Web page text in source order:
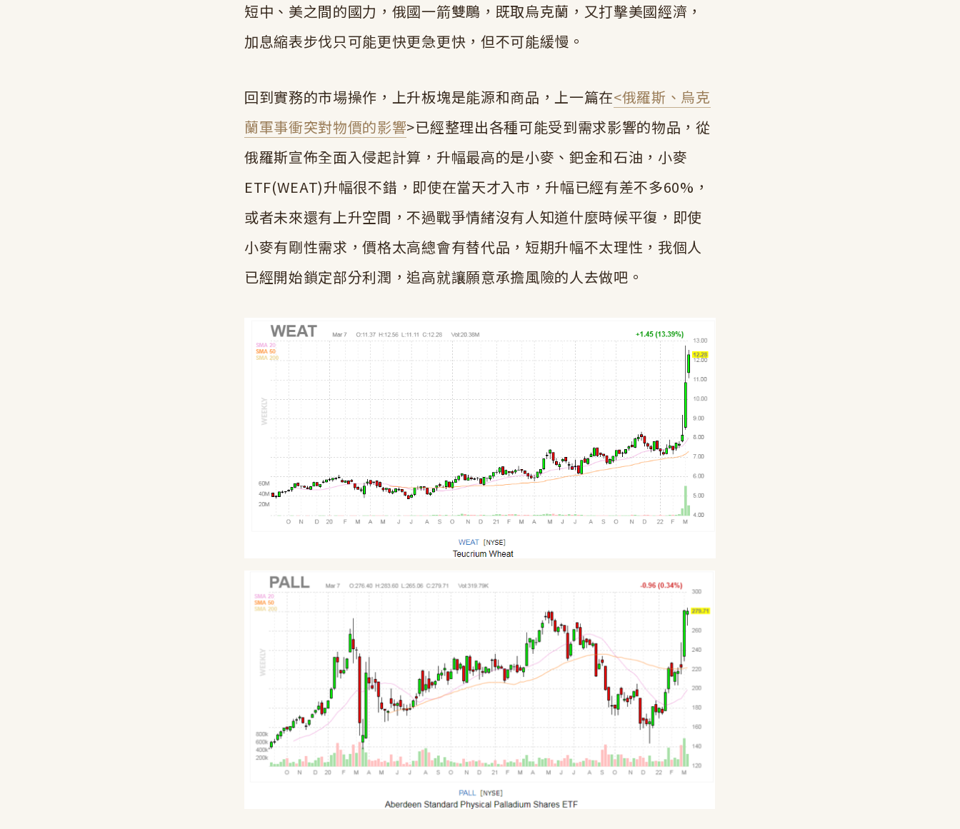
短中、美之間的國力，俄國一箭雙鵰，既取烏克蘭，又打擊美國經濟，
加息縮表步伐只可能更快更急更快，但不可能緩慢。
回到實務的市場操作，上升板塊是能源和商品，上一篇在<俄羅斯、烏克
蘭軍事衝突對物價的影響>已經整理出各種可能受到需求影響的物品，從
俄羅斯宣佈全面入侵起計算，升幅最高的是小麥、鈀金和石油，小麥
ETF(WEAT)升幅很不錯，即使在當天才入市，升幅已經有差不多60%，
或者未來還有上升空間，不過戰爭情緒沒有人知道什麼時候平復，即使
小麥有剛性需求，價格太高總會有替代品，短期升幅不太理性，我個人
已經開始鎖定部分利潤，追高就讓願意承擔風險的人去做吧。